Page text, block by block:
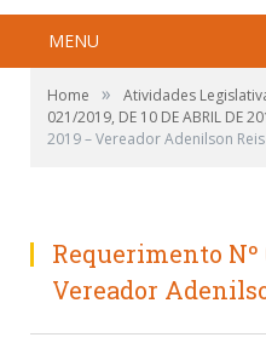
MENU
Home » Atividades
021/2019, DE 10 DE ABRIL DE
2019 – Vereador Adenilson Reis
Requerimento Nº
Vereador